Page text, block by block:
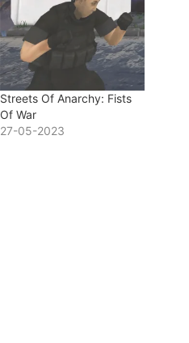
Streets Of Anarchy: Fists
Of War
27-05-2023